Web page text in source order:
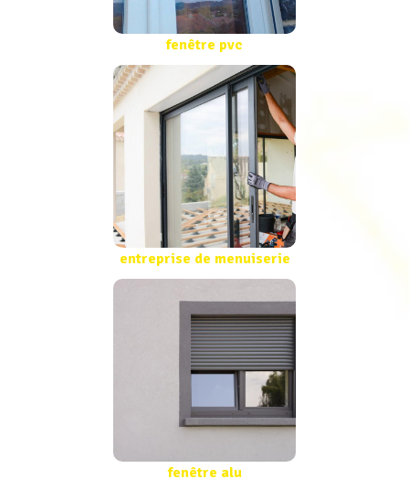
fenêtre pvc
entreprise de menuiserie
fenêtre alu